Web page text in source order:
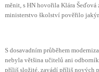
měnit, s HN hovořila Klára
ministerstvo školství pověřilo
S dosavadním průběhem
nebyla většina učitelů ani
příliš složité, zavádí příliš nových